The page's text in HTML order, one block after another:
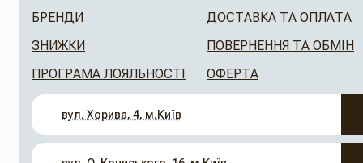
БРЕНДИ
ЗНИЖКИ
ПРОГРАМА ЛОЯЛЬНОСТІ
ДОСТАВКА ТА ОПЛАТА
ПОВЕРНЕННЯ ТА ОБМІН
ОФЕРТА
вул. Хорива, 4, м.Київ